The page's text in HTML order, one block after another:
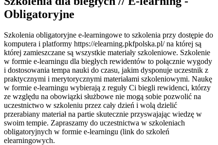
Obligatoryjne
Szkolenia obligatoryjne e-learningowe to szkolenia przy dostępie do
komputera i platformy https://elearning.pkfpolska.pl/ na której są
której zamieszczane są wszystkie materiały szkoleniowe. Szkolenie
w formie e-learningu dla biegłych rewidentów to połącznie wygody
i dostosowania tempa nauki do czasu, jakim dysponuje uczestnik z
praktycznymi i merytorycznymi materiałami szkoleniowymi. Naukę
w formie e-learningu wybierają z reguły Ci biegli rewidenci, którzy
ze względu na obowiązki służbowe nie mogą sobie pozwolić na
uczestnictwo w szkoleniu przez cały dzień i wolą dzielić
przerabiany materiał na partie skutecznie przyswajając wiedzę w
swoim tempie. Zapraszamy do uczestnictwa w szkoleniach
obligatoryjnych w formie e-learningu (link do szkoleń
elearningowych.